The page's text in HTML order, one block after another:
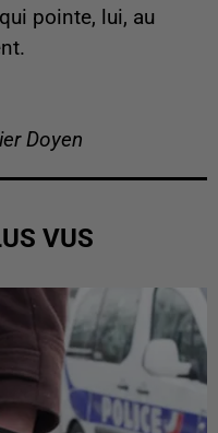
pointe, lui, au
Doyen
VUS